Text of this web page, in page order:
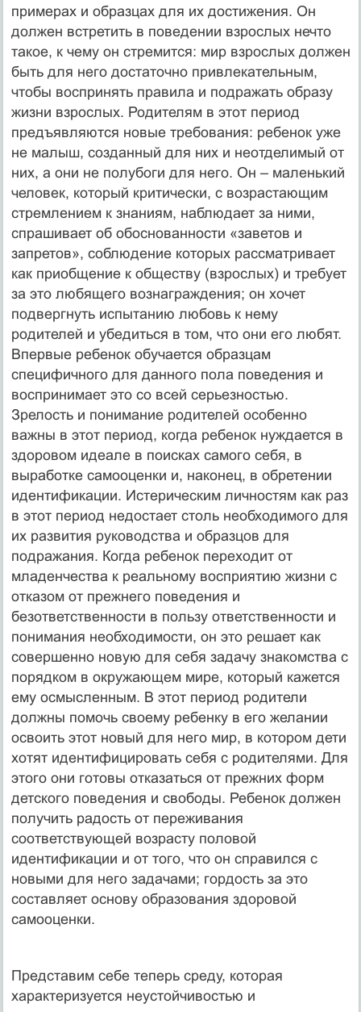
примерах и образцах для их достижения. Он
должен встретить в поведении взрослых нечто
такое, к чему он стремится: мир взрослых должен
быть для него достаточно привлекательным,
чтобы воспринять правила и подражать образу
жизни взрослых. Родителям в этот период
предъявляются новые требования: ребенок уже
не малыш, созданный для них и неотделимый от
них, а они не полубоги для него. Он – маленький
человек, который критически, с возрастающим
стремлением к знаниям, наблюдает за ними,
спрашивает об обоснованности «заветов и
запретов», соблюдение которых рассматривает
как приобщение к обществу (взрослых) и требует
за это любящего вознаграждения; он хочет
подвергнуть испытанию любовь к нему
родителей и убедиться в том, что они его любят.
Впервые ребенок обучается образцам
специфичного для данного пола поведения и
воспринимает это со всей серьезностью.
Зрелость и понимание родителей особенно
важны в этот период, когда ребенок нуждается в
здоровом идеале в поисках самого себя, в
выработке самооценки и, наконец, в обретении
идентификации. Истерическим личностям как раз
в этот период недостает столь необходимого для
их развития руководства и образцов для
подражания. Когда ребенок переходит от
младенчества к реальному восприятию жизни с
отказом от прежнего поведения и
безответственности в пользу ответственности и
понимания необходимости, он это решает как
совершенно новую для себя задачу знакомства с
порядком в окружающем мире, который кажется
ему осмысленным. В этот период родители
должны помочь своему ребенку в его желании
освоить этот новый для него мир, в котором дети
хотят идентифицировать себя с родителями. Для
этого они готовы отказаться от прежних форм
детского поведения и свободы. Ребенок должен
получить радость от переживания
соответствующей возрасту половой
идентификации и от того, что он справился с
новыми для него задачами; гордость за это
составляет основу образования здоровой
самооценки.
Представим себе теперь среду, которая
характеризуется неустойчивостью и